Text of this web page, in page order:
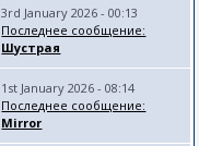
3rd January 2026 - 00:13
Последнее сообщение:
Шустрая
1st January 2026 - 08:14
Последнее сообщение:
Mirror